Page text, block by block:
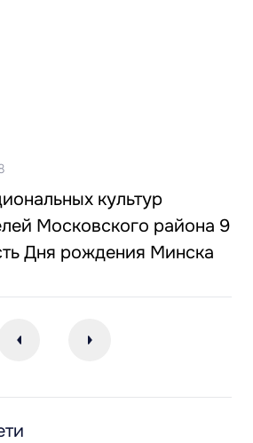
культур
Московского района 9
Дня рождения Минска